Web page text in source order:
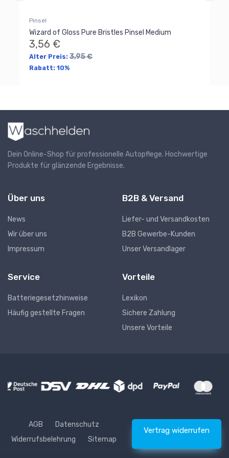
Pinsel
Wizard of Gloss Pure Bristles Pinsel Medium
3,56 €
Alter Preis: 3,95 €
Rabatt: 10%
Dein Online-Shop für professionelle Autopflege. Hochwertige
Produkte für glänzende Ergebnisse.
Über uns
News
Wir über uns
Impressum
B2B & Versand
Liefer- und Versandkosten
B2B Gewerbe-Kunden
Unser Versandlager
Service
Batteriegesetzhinweise
Häufig gestellte Fragen
Vorteile
Lexikon
Sichere Zahlung
Unsere Vorteile
AGB
Datenschutz
Widerrufsbelehrung
Sitemap
Vertrag widerrufen